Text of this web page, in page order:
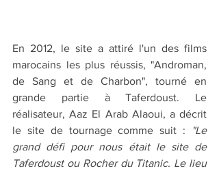
En 2012, le site a attiré l'un des films
marocains les plus réussis, "Androman,
de Sang et de Charbon", tourné en
grande partie à Taferdoust. Le
réalisateur, Aaz El Arab Alaoui, a décrit
le site de tournage comme suit :
"Le
grand défi pour nous était le site de
Taferdoust ou Rocher du Titanic. Le lieu